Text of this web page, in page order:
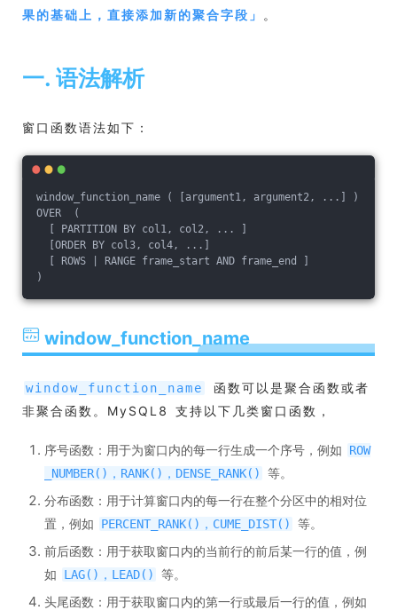
果的基础上，直接添加新的聚合字段 」 。
一. 语法解析
窗口函数语法如下：
window_function_name ( [argument1, argument2, ...] )
OVER  (
[ PARTITION BY col1, col2, ... ]
[ORDER BY col3, col4, ...]
[ ROWS | RANGE frame_start AND frame_end ]
)
window_function_name
window_function_name
函数可以是聚合函数或者
非聚合函数。MySQL8 支持以下几类窗口函数，
序号函数：用于为窗口内的每一行生成一个序号，例如
ROW
_NUMBER()，RANK()，DENSE_RANK()
等。
分布函数：用于计算窗口内的每一行在整个分区中的相对位
置，例如
PERCENT_RANK()，CUME_DIST()
等。
前后函数：用于获取窗口内的当前行的前后某一行的值，例
如
LAG()，LEAD()
等。
头尾函数：用于获取窗口内的第一行或最后一行的值，例如